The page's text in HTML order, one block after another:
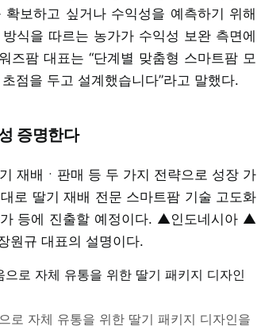
보하고 싶거나 수익성을 예측하기 위해
식을 따르는 농가가 수익성 보완 측면에
즈팜 대표는 “단계별 맞춤형 스마트팜 모
점을 두고 설계했습니다”라고 말했다.
증명한다
재배ㆍ판매 등 두 가지 전략으로 성장 가
로 딸기 재배 전문 스마트팜 기술 고도화
등에 진출할 예정이다. ▲인도네시아 ▲
원규 대표의 설명이다.
로 자체 유통을 위한 딸기 패키지 디자인을